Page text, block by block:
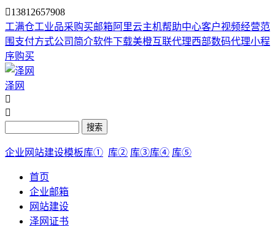
13812657908
工满仓工业品采购买邮箱阿里云主机帮助中心客户视频经营范
围 支付方式公司简介软件下载美橙互联代理西部数码代理小程
序购买
泽网


搜索
企业网站建设模板库① 库② 库③库④ 库⑤
首页
企业邮箱
网站建设
泽网证书